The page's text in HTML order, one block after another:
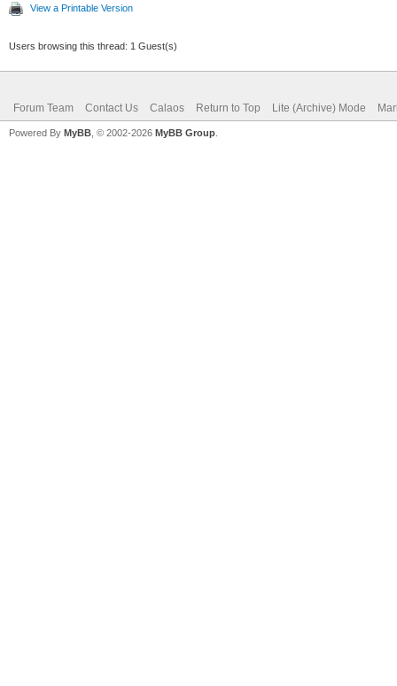
View a Printable Version
Users browsing this thread: 1 Guest(s)
Forum Team Contact Us Calaos Return to Top Lite (Archive) Mode
Powered By MyBB , © 2002-2026 MyBB Group